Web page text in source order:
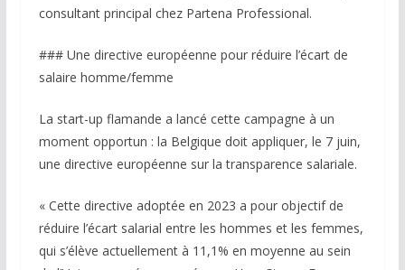
consultant principal chez Partena Professional.
### Une directive européenne pour réduire l’écart de
salaire homme/femme
La start-up flamande a lancé cette campagne à un
moment opportun : la Belgique doit appliquer, le 7 juin,
une directive européenne sur la transparence salariale.
« Cette directive adoptée en 2023 a pour objectif de
réduire l’écart salarial entre les hommes et les femmes,
qui s’élève actuellement à 11,1% en moyenne au sein